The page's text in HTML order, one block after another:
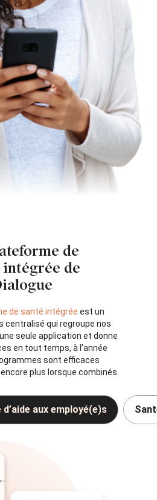
de
intégrée de
de santé intégrée est un
centralisé qui regroupe nos
seule application et donne
en tout temps, à l’année
sont efficaces
plus lorsque combinés.
aux employé(e)s